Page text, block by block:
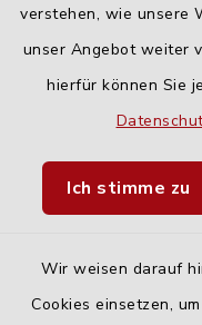
verstehen, wie unsere
unser Angebot weiter
hierfür können Sie
Ich stimme zu
Wir weisen darauf
Cookies einsetzen,
geschlossen
Quicklinks